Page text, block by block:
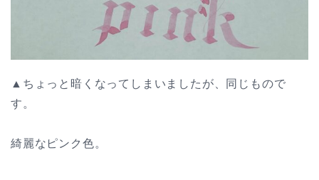
▲ちょっと暗くなってしまいましたが、同じもので
す。
綺麗なピンク色。